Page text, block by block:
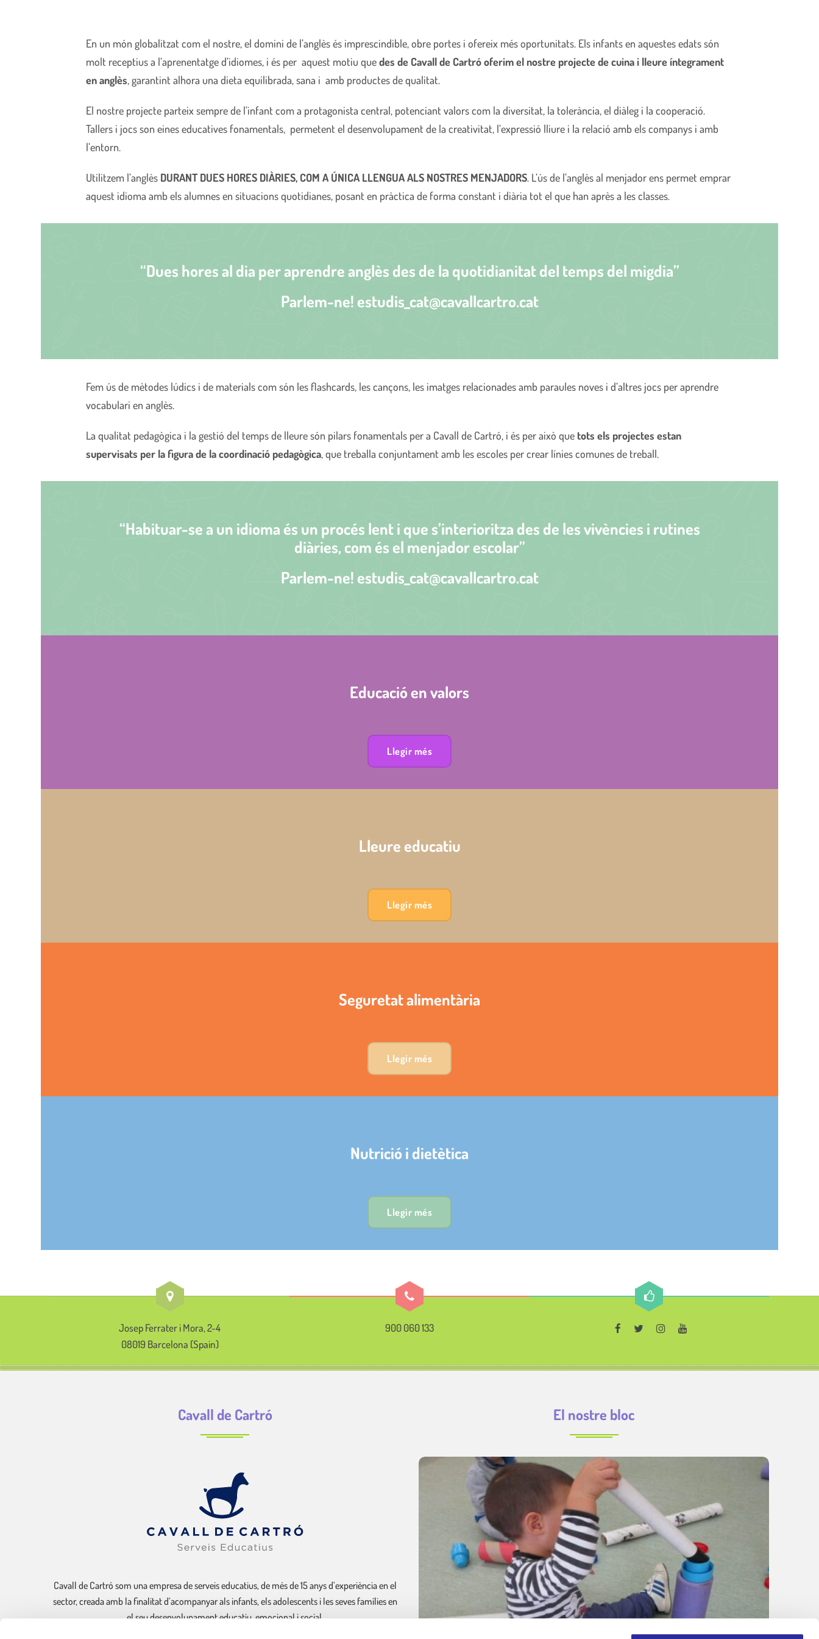
En un món globalitzat com el nostre, el domini de l’anglès és imprescindible, obre portes i ofereix més oportunitats. Els infants en aquestes edats són
molt receptius a l’aprenentatge d’idiomes, i és per aquest motiu quedes de Cavall de Cartró oferim el nostre projecte de cuina i lleure íntegrament
en anglès, garantint alhora una dieta equilibrada, sana i amb productes de qualitat.
El nostre projecte parteix sempre de l’infant com a protagonista central, potenciant valors com la diversitat, la tolerància, el diàleg i la cooperació.
Tallers i jocs son eines educatives fonamentals, permetent el desenvolupament de la creativitat, l’expressió lliure i la relació amb els companys i amb
l’entorn.
Utilitzem l’anglès DURANT DUES HORES DIÀRIES, COM A ÚNICA LLENGUA ALS NOSTRES MENJADORS. L’ús de l’anglès al menjador ens permet emprar
aquest idioma amb els alumnes en situacions quotidianes, posant en pràctica de forma constant i diària tot el que han après a les classes.
“Dues hores al dia per aprendre anglès des de la quotidianitat del temps del migdia”
Parlem-ne! estudis_cat@cavallcartro.cat
Fem ús de mètodes lúdics i de materials com són les flashcards, les cançons, les imatges relacionades amb paraules noves i d’altres jocs per aprendre
vocabulari en anglès.
La qualitat pedagògica i la gestió del temps de lleure són pilars fonamentals per a Cavall de Cartró, i és per això quetots els projectes estan
supervisats per la figura de la coordinació pedagògica, que treballa conjuntament amb les escoles per crear línies comunes de treball.
“Habituar-se a un idioma és un procés lent i que s’interioritza des de les vivències i rutines
diàries, com és el menjador escolar”
Parlem-ne! estudis_cat@cavallcartro.cat
Educació en valors
Llegir més
Lleure educatiu
Llegir més
Seguretat alimentària
Llegir més
Nutrició i dietètica
Llegir més
Josep Ferrater i Mora, 2-4
08019 Barcelona (Spain)
900 060 133
Cavall de Cartró
Cavall de Cartró som una empresa de serveis educatius, de més de 15 anys d’experiència en el
sector, creada amb la finalitat d’acompanyar als infants, els adolescents i les seves famílies en
el seu desenvolupament educatiu, emocional i social.
El nostre bloc